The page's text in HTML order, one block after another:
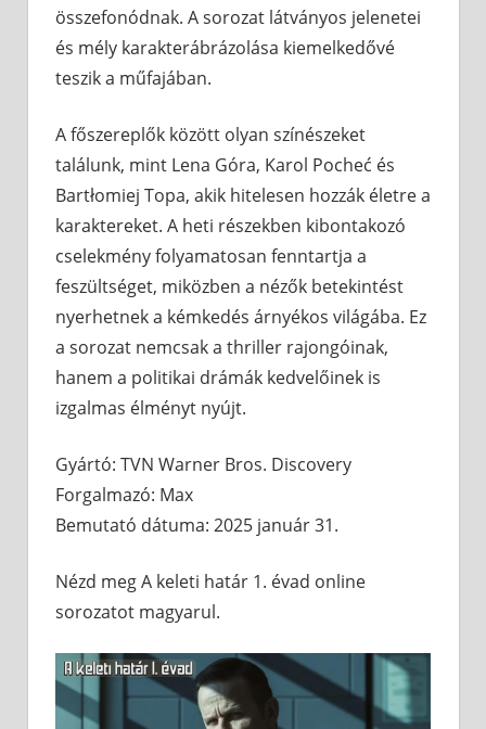
összefonódnak. A sorozat látványos jelenetei
és mély karakterábrázolása kiemelkedővé
teszik a műfajában.
A főszereplők között olyan színészeket
találunk, mint Lena Góra, Karol Pocheć és
Bartłomiej Topa, akik hitelesen hozzák életre a
karaktereket. A heti részekben kibontakozó
cselekmény folyamatosan fenntartja a
feszültséget, miközben a nézők betekintést
nyerhetnek a kémkedés árnyékos világába. Ez
a sorozat nemcsak a thriller rajongóinak,
hanem a politikai drámák kedvelőinek is
izgalmas élményt nyújt.
Gyártó: TVN Warner Bros. Discovery
Forgalmazó: Max
Bemutató dátuma: 2025 január 31.
Nézd meg A keleti határ 1. évad online
sorozatot magyarul.